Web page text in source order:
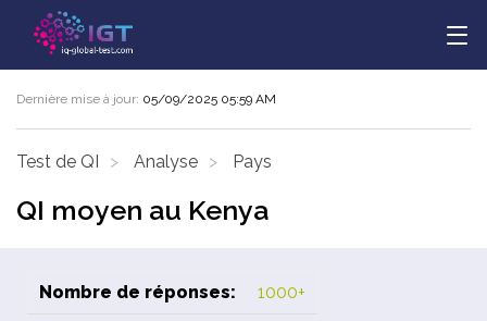
Dernière mise à jour: 05/09/2025 05:59 AM
Test de QI Analyse Pays
QI moyen au Kenya
Nombre de réponses: 1000+